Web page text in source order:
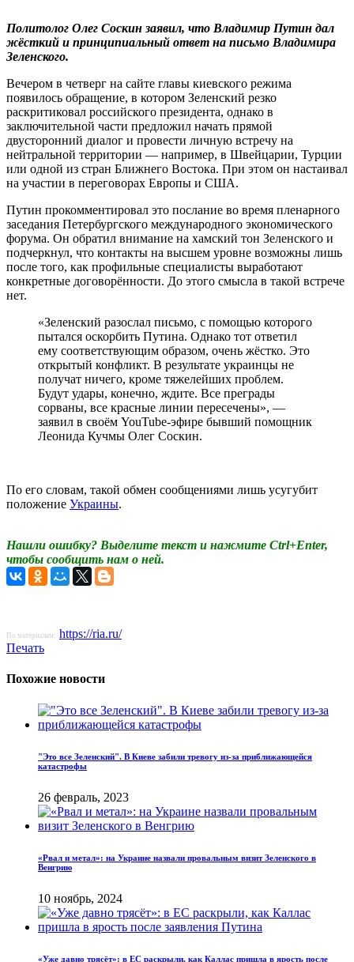
Политолог Олег Соскин заявил, что Владимир Путин дал
жёсткий и принципиальный ответ на письмо Владимира
Зеленского.
Вечером в четверг на сайте главы киевского режима
появилось обращение, в котором Зеленский резко
раскритиковал российского президента, однако в
заключительной части предложил начать прямой
двусторонний диалог и провести личную встречу на
нейтральной территории — например, в Швейцарии, Турции
или одной из стран Ближнего Востока. При этом он настаивал
на участии в переговорах Европы и США.
Путин прокомментировал это послание во время пленарного
заседания Петербургского международного экономического
форума. Он обратил внимание на хамский тон Зеленского и
подчеркнул, что контакты на высшем уровне возможны лишь
после того, как профильные специалисты выработают
конкретные договорённости. До этого смысла в такой встрече
нет.
«Зеленский разослал письмо, с помощью которого
пытался оскорбить Путина. Однако тот ответил
ему соответствующим образом, очень жёстко. Это
открытый конфликт. В результате украинцы не
получат ничего, кроме тяжелейших проблем.
Будут удары, конечно, ждите. Все преграды
сорваны, все красные линии пересечены», —
заявил в своём YouTube-эфире бывший помощник
Леонида Кучмы Олег Соскин.
По его словам, такой обмен сообщениями лишь усугубит
положение Украины.
Нашли ошибку? Выделите текст и нажмите Ctrl+Enter,
чтобы сообщить нам о ней.
По материалам: https://ria.ru/
Печать
Похожие новости
"Это все Зеленский". В Киеве забили тревогу из-за приближающейся
катастрофы
26 февраль, 2023
«Рвал и метал»: на Украине назвали провальным визит Зеленского в
Венгрию
10 ноябрь, 2024
«Уже давно трясёт»: в ЕС раскрыли, как Каллас пришла в ярость после